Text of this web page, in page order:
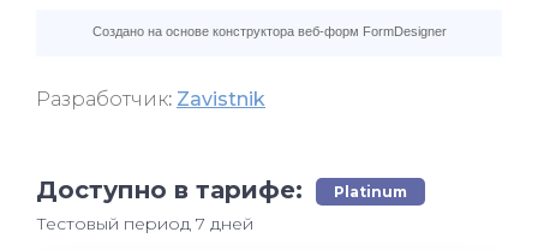
Разработчик: Zavistnik
Доступно в тарифе: Platinum
Тестовый период 7 дней